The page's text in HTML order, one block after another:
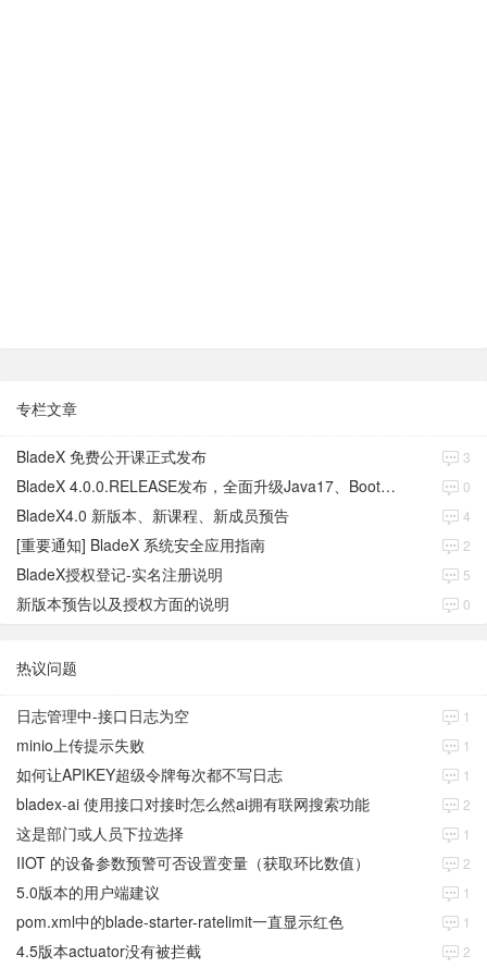
专栏文章
BladeX 免费公开课正式发布 3
BladeX 4.0.0.RELEASE发布，全面升级Java17、Boot3、Cloud2023 0
BladeX4.0 新版本、新课程、新成员预告 4
[重要通知] BladeX 系统安全应用指南 2
BladeX授权登记-实名注册说明 5
新版本预告以及授权方面的说明 0
热议问题
日志管理中-接口日志为空 1
minio上传提示失败 1
如何让APIKEY超级令牌每次都不写日志 1
bladex-ai 使用接口对接时怎么然ai拥有联网搜索功能 2
这是部门或人员下拉选择 1
IIOT 的设备参数预警可否设置变量（获取环比数值） 2
5.0版本的用户端建议 1
pom.xml中的blade-starter-ratelimit一直显示红色 1
4.5版本actuator没有被拦截 2